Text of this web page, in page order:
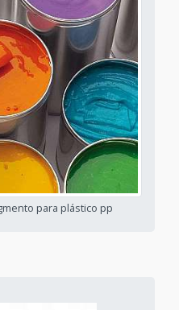
para plástico pp